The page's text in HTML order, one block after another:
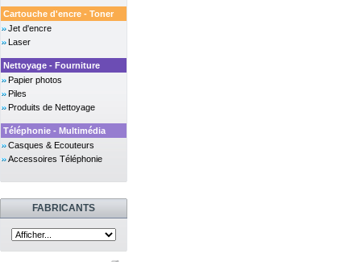
Cartouche d'encre - Toner
Jet d'encre
Laser
Nettoyage - Fourniture
Papier photos
Piles
Produits de Nettoyage
Téléphonie - Multimédia
Casques & Ecouteurs
Accessoires Téléphonie
FABRICANTS